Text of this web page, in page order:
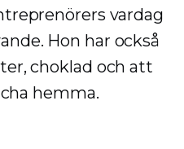
vardag
Hon har också
choklad och att
hemma.